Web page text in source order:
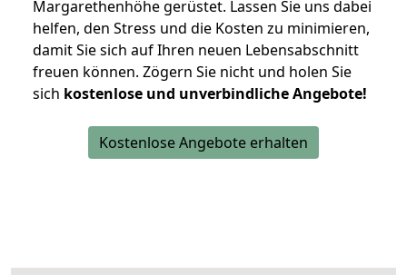
Margarethenhöhe gerüstet. Lassen Sie uns dabei
helfen, den Stress und die Kosten zu minimieren,
damit Sie sich auf Ihren neuen Lebensabschnitt
freuen können. Zögern Sie nicht und holen Sie
sich kostenlose und unverbindliche Angebote!
Kostenlose Angebote erhalten